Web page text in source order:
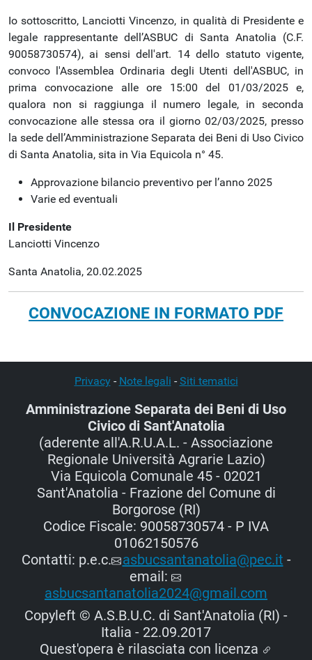
Convocazione
Assemblea
2025-
03-
02T15:00:00+01:00
2025-
03-
02T23:59:59+01:00
Convocazione
Ordinaria
degli
per
il
giorno
2025
20/02/2025
Io sottoscritto, Lanciotti Vincenzo, in qualità di Presidente e
legale rappresentante dell’ASBUC di Santa Anatolia (C.F.
90058730574), ai sensi dell'art. 14 dello statuto vigente,
convoco l'Assemblea Ordinaria degli Utenti dell'ASBUC, in
prima convocazione alle ore 15:00 del 01/03/2025 e,
qualora non si raggiunga il numero legale, in seconda
convocazione alle stessa ora il giorno 02/03/2025, presso
la sede dell’Amministrazione Separata dei Beni di Uso Civico
di Santa Anatolia, sita in Via Equicola n° 45.
Approvazione bilancio preventivo per l’anno 2025
Varie ed eventuali
Il Presidente
Lanciotti Vincenzo
Santa Anatolia, 20.02.2025
CONVOCAZIONE IN FORMATO PDF
Privacy- Note legali - Siti tematici
Amministrazione Separata dei Beni di Uso
Civico di Sant'Anatolia
(aderente all'A.R.U.A.L. - Associazione
Regionale Università Agrarie Lazio)
Via Equicola Comunale 45 - 02021
Sant'Anatolia - Frazione del Comune di
Borgorose (RI)
Codice Fiscale: 90058730574 - P IVA
01062150576
Contatti: p.e.c.
asbucsantanatolia@pec.it -
email:
asbucsantanatolia2024@gmail.com
Copyleft © A.S.B.U.C. di Sant'Anatolia (RI) -
Italia - 22.09.2017
Quest'opera è rilasciata con licenza